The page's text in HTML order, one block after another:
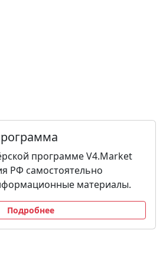
программе V4.Market
РФ самостоятельно
материалы.
Подробнее